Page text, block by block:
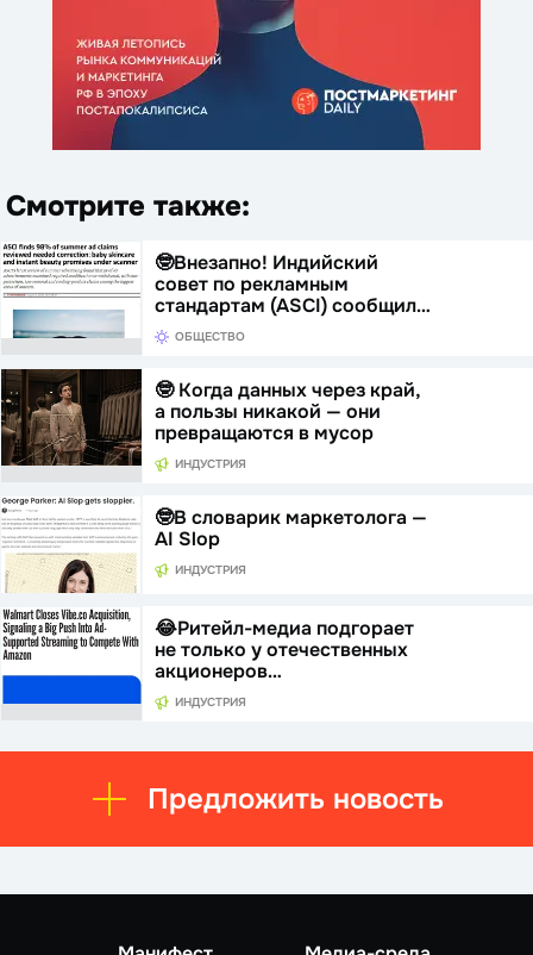
Смотрите также:
🤓Внезапно! Индийский
совет по рекламным
стандартам (ASCI) сообщил…
ОБЩЕСТВО
🤓 Когда данных через край,
а пользы никакой — они
превращаются в мусор
ИНДУСТРИЯ
🤓В словарик маркетолога —
AI Slop
ИНДУСТРИЯ
😂Ритейл-медиа подгорает
не только у отечественных
акционеров…
ИНДУСТРИЯ
Предложить новость